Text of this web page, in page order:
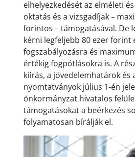
elhelyezkedését az elméleti
oktatás és a vizsgadíjak –
forintos – támogatásával. De
kérni legfeljebb 80 ezer forint
fogszabályozásra és
értékig fogpótlásokra is. A
kiírás, a jövedelemhatárok és
nyomtatványok július 1-én
önkormányzat hivatalos
támogatásokat a beérkezés
folyamatosan bírálják el.